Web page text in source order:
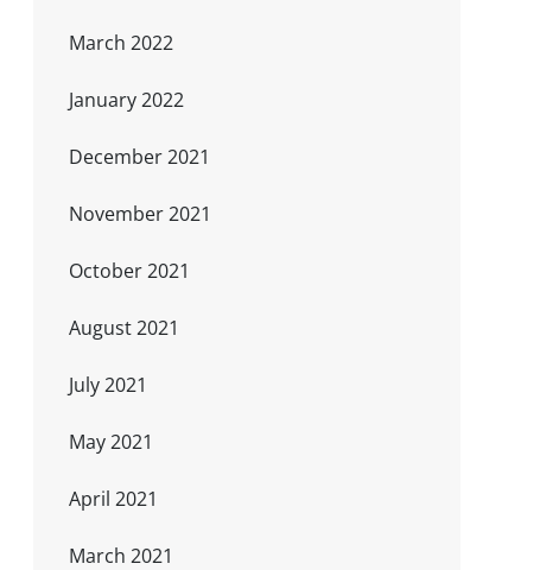
March 2022
January 2022
December 2021
November 2021
October 2021
August 2021
July 2021
May 2021
April 2021
March 2021